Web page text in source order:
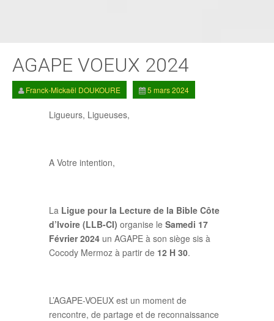
AGAPE VOEUX 2024
Franck-Mickaël DOUKOURE 5 mars 2024
Ligueurs, Ligueuses,
A Votre intention,
La Ligue pour la Lecture de la Bible Côte
d’Ivoire (LLB-CI) organise le Samedi 17
Février 2024 un AGAPE à son siège sis à
Cocody Mermoz à partir de 12 H 30.
L’AGAPE-VOEUX est un moment de
rencontre, de partage et de reconnaissance